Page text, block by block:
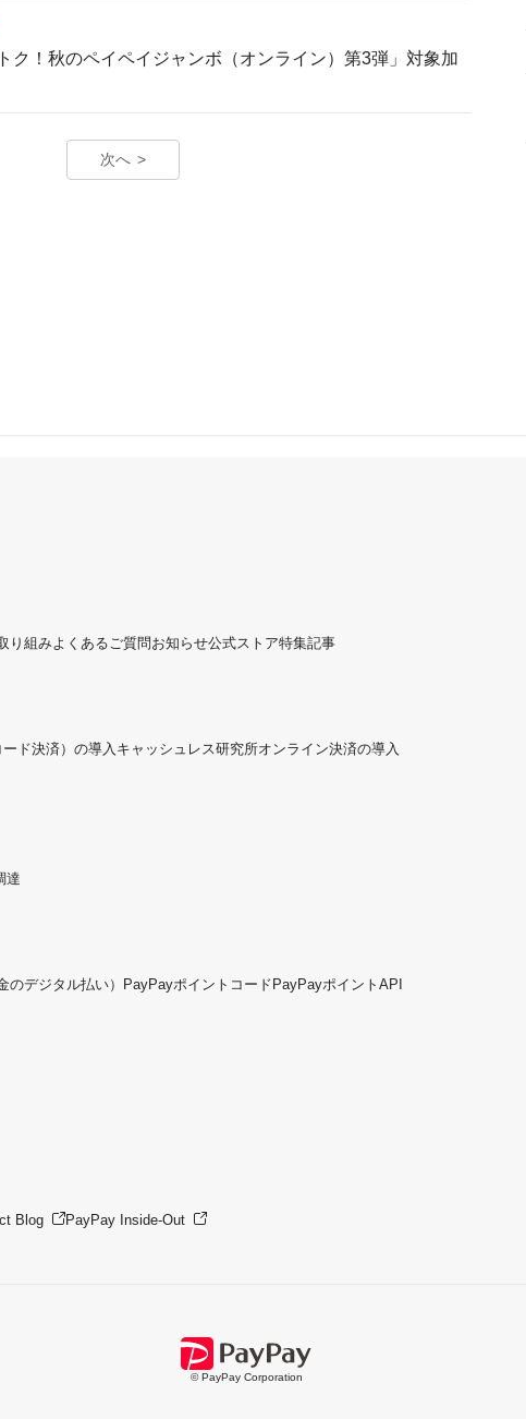
ク！秋のペイペイジャンボ（オンライン）第3弾」対象加
次へ
り組みよくあるご質問お知らせ公式ストア特集記事
ド決済）の導入 キャッシュレス研究所オンライン決済の導入
達
のデジタル払い） PayPayポイントコード PayPayポイントAPI
Blog PayPay Inside-Out
© PayPay Corporation